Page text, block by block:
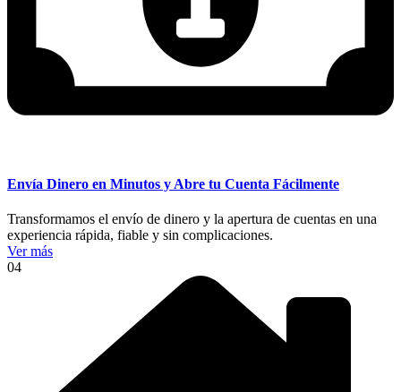
Envía Dinero en Minutos y Abre tu Cuenta Fácilmente
Transformamos el envío de dinero y la apertura de cuentas en una
experiencia rápida, fiable y sin complicaciones.
Ver más
04